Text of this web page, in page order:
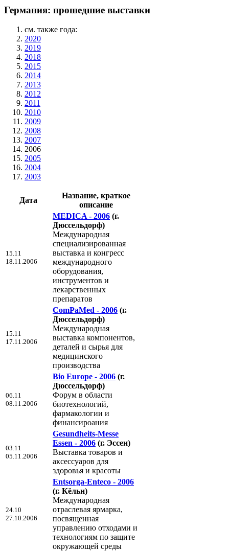
Германия: прошедшие выставки
см. также года:
2020
2019
2018
2015
2014
2013
2012
2011
2010
2009
2008
2007
2006
2005
2004
2003
Дата
Название, краткое
описание
15.11
18.11.2006
MEDICA - 2006 (г.
Дюссельдорф)
Международная
специализированная
выставка и конгресс
международного
оборудования,
инструментов и
лекарственных
препаратов
15.11
17.11.2006
ComPaMed - 2006 (г.
Дюссельдорф)
Международная
выставка компонентов,
деталей и сырья для
медицинского
производства
06.11
08.11.2006
Bio Europe - 2006 (г.
Дюссельдорф)
Форум в области
биотехнологий,
фармакологии и
финансироания
03.11
05.11.2006
Gesundheits-Messe
Essen - 2006 (г. Эссен)
Выставка товаров и
аксессуаров для
здоровья и красоты
24.10
27.10.2006
Entsorga-Enteco - 2006
(г. Кёльн)
Международная
отраслевая ярмарка,
посвященная
управлению отходами и
технологиям по защите
окружающей среды